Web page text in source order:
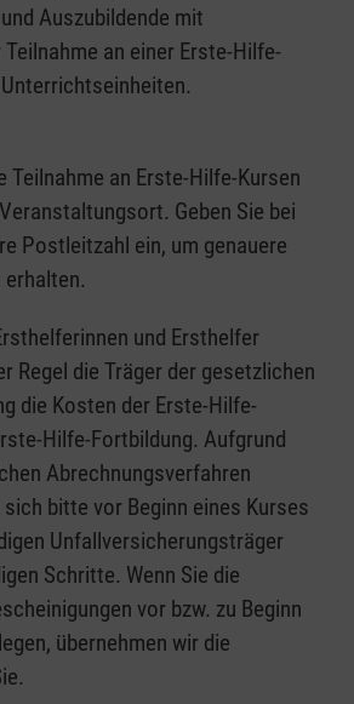
Auszubildende mit
an einer Erste-Hilfe-
Teilnahme an Erste-Hilfe-Kursen
Geben Sie bei
Postleitzahl ein, um genauere
und Ersthelfer
Regel die Träger der gesetzlichen
die Kosten der Erste-Hilfe-
Hilfe-Fortbildung. Aufgrund
Abrechnungsverfahren
bitte vor Beginn eines Kurses
Unfallversicherungsträger
Schritte. Wenn Sie die
vor bzw. zu Beginn
übernehmen wir die